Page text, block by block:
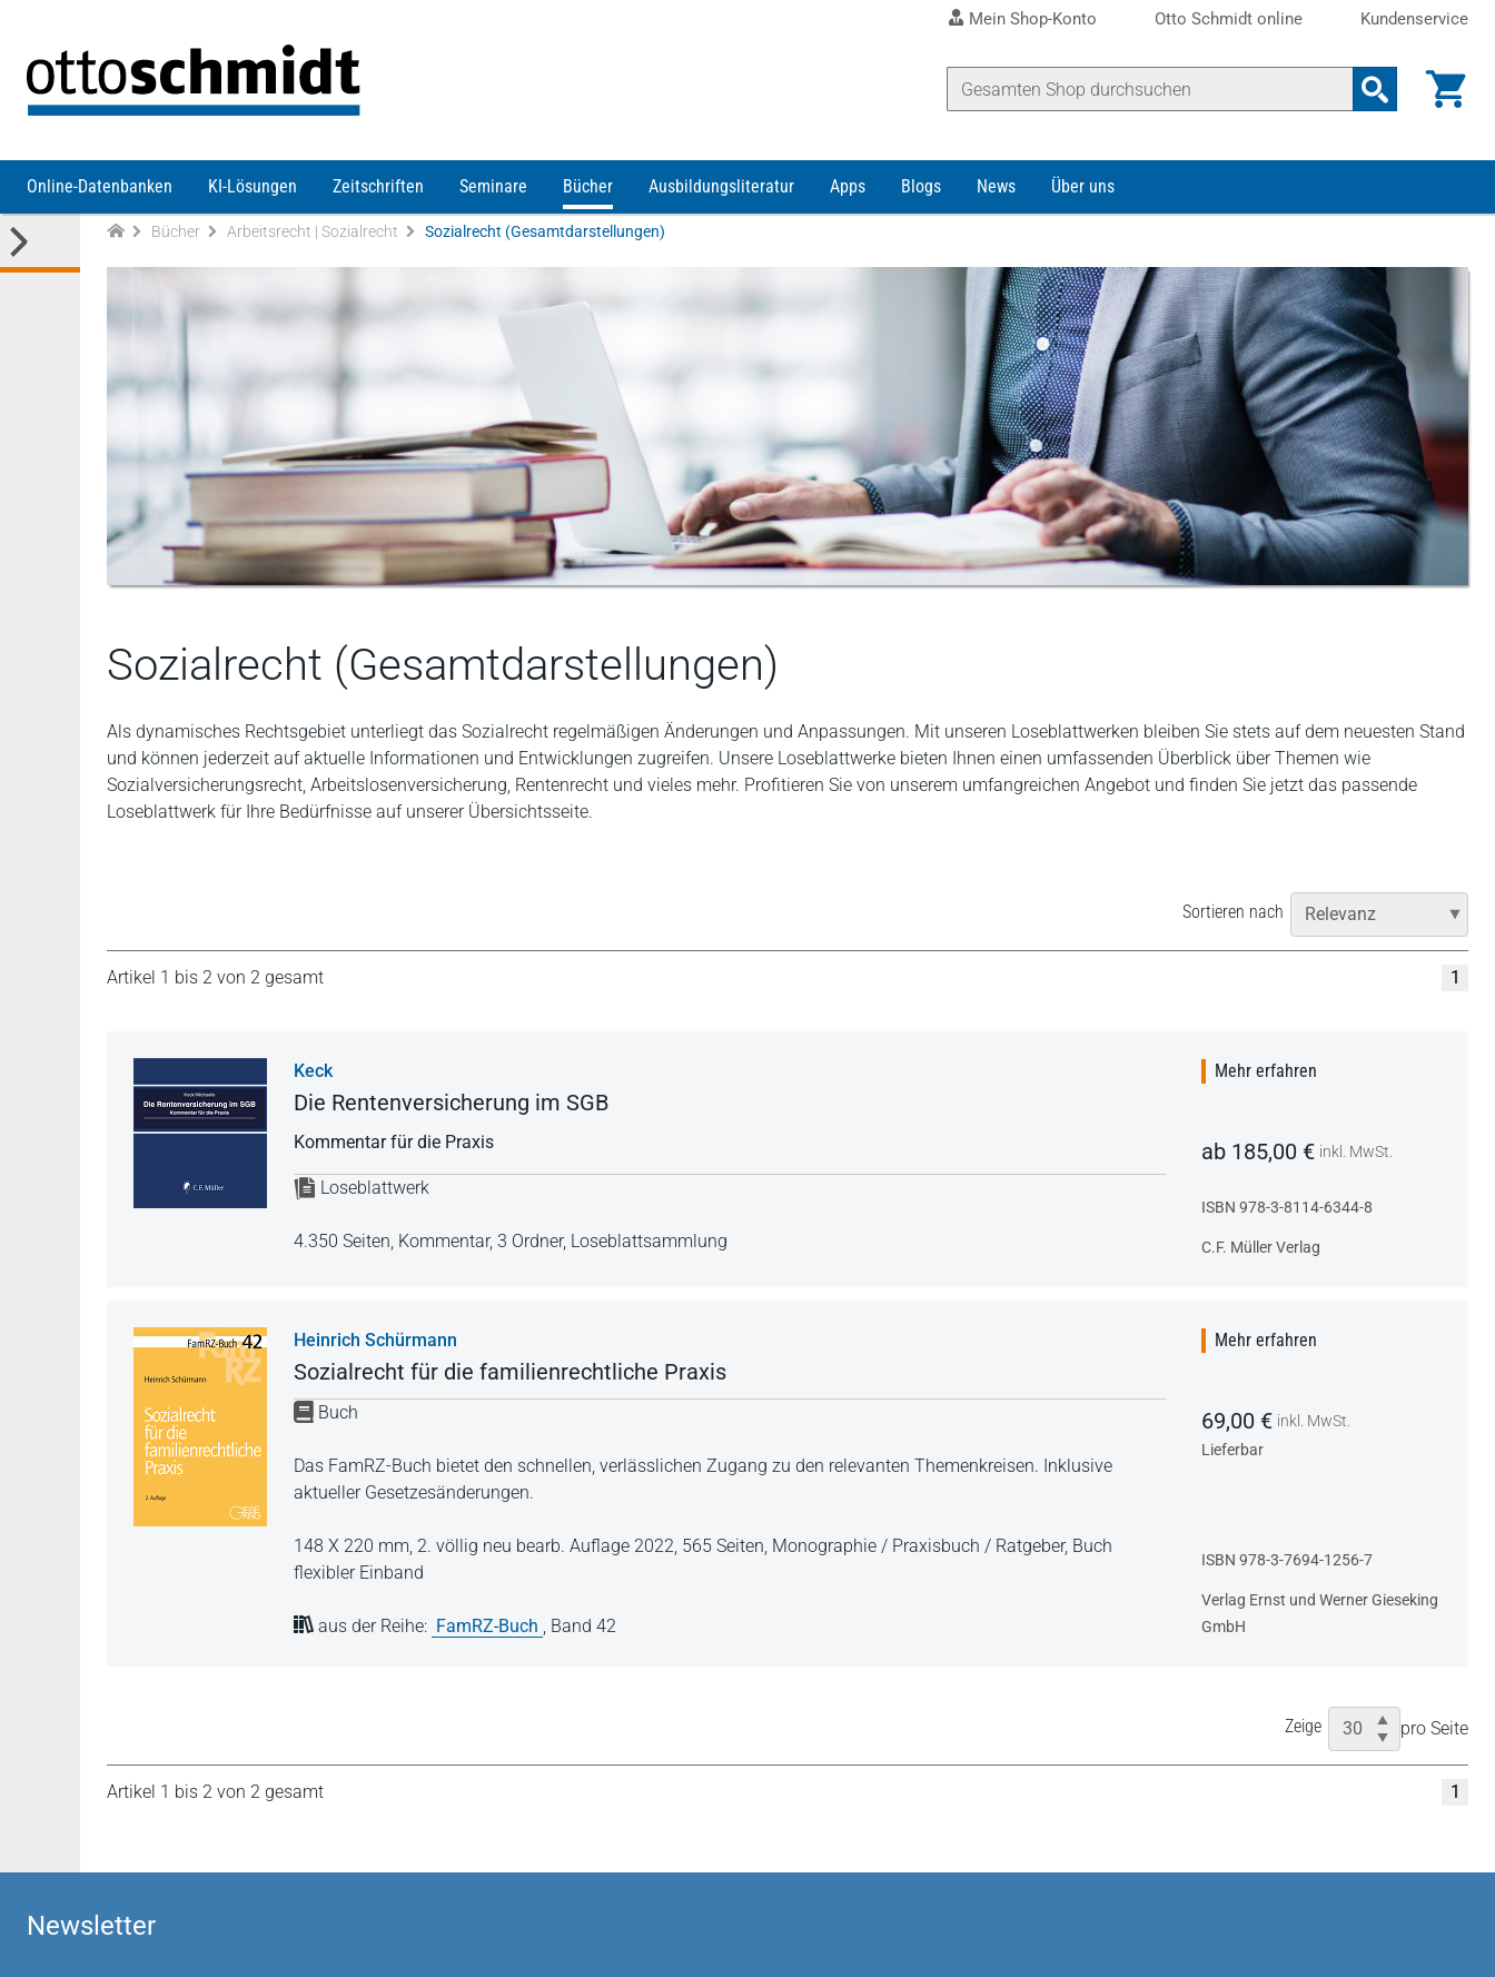
Mein Shop-Konto Otto Schmidt online Kundenservice
Online-Datenbanken KI-Lösungen Zeitschriften Seminare Bücher Ausbildungsliteratur Apps Blogs News Über uns
Bücher Arbeitsrecht | Sozialrecht Sozialrecht (Gesamtdarstellungen)
Sozialrecht (Gesamtdarstellungen)
Als dynamisches Rechtsgebiet unterliegt das Sozialrecht regelmäßigen Änderungen und Anpassungen. Mit unseren Loseblattwerken bleiben Sie stets auf dem neuesten Stand
und können jederzeit auf aktuelle Informationen und Entwicklungen zugreifen. Unsere Loseblattwerke bieten Ihnen einen umfassenden Überblick über Themen wie
Sozialversicherungsrecht, Arbeitslosenversicherung, Rentenrecht und vieles mehr. Profitieren Sie von unserem umfangreichen Angebot und finden Sie jetzt das passende
Loseblattwerk für Ihre Bedürfnisse auf unserer Übersichtsseite.
Sortieren nach
Artikel 1 bis 2 von 2 gesamt 1
Keck
Die Rentenversicherung im SGB
Kommentar für die Praxis
Loseblattwerk
4.350 Seiten, Kommentar, 3 Ordner, Loseblattsammlung
Mehr erfahren
ab 185,00 € inkl. MwSt.
ISBN 978-3-8114-6344-8
C.F. Müller Verlag
Heinrich Schürmann
Sozialrecht für die familienrechtliche Praxis
Buch
Das FamRZ-Buch bietet den schnellen, verlässlichen Zugang zu den relevanten Themenkreisen. Inklusive
aktueller Gesetzesänderungen.
148 X 220 mm, 2. völlig neu bearb. Auflage 2022, 565 Seiten, Monographie / Praxisbuch / Ratgeber, Buch
flexibler Einband
aus der Reihe: FamRZ-Buch Band 42
Mehr erfahren
69,00 € inkl. MwSt.
Lieferbar
ISBN 978-3-7694-1256-7
Verlag Ernst und Werner Gieseking
GmbH
Zeige pro Seite
Artikel 1 bis 2 von 2 gesamt 1
Newsletter